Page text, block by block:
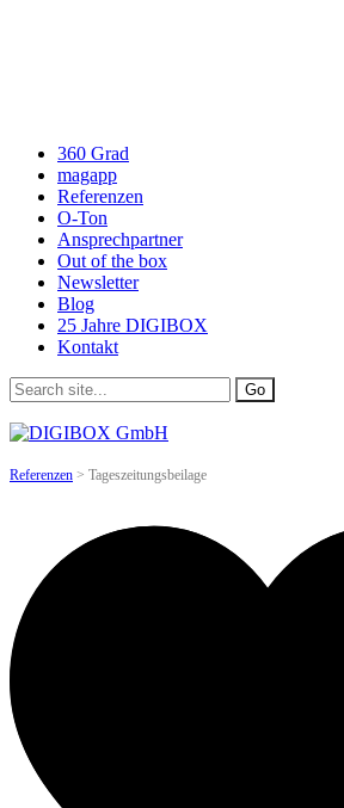
360 Grad
magapp
Referenzen
O-Ton
Ansprechpartner
Out of the box
Newsletter
Blog
25 Jahre DIGIBOX
Kontakt
Referenzen > Tageszeitungsbeilage